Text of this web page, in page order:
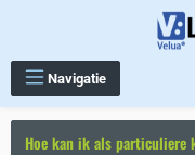
Navigatie
Hoe kan ik als particuliere